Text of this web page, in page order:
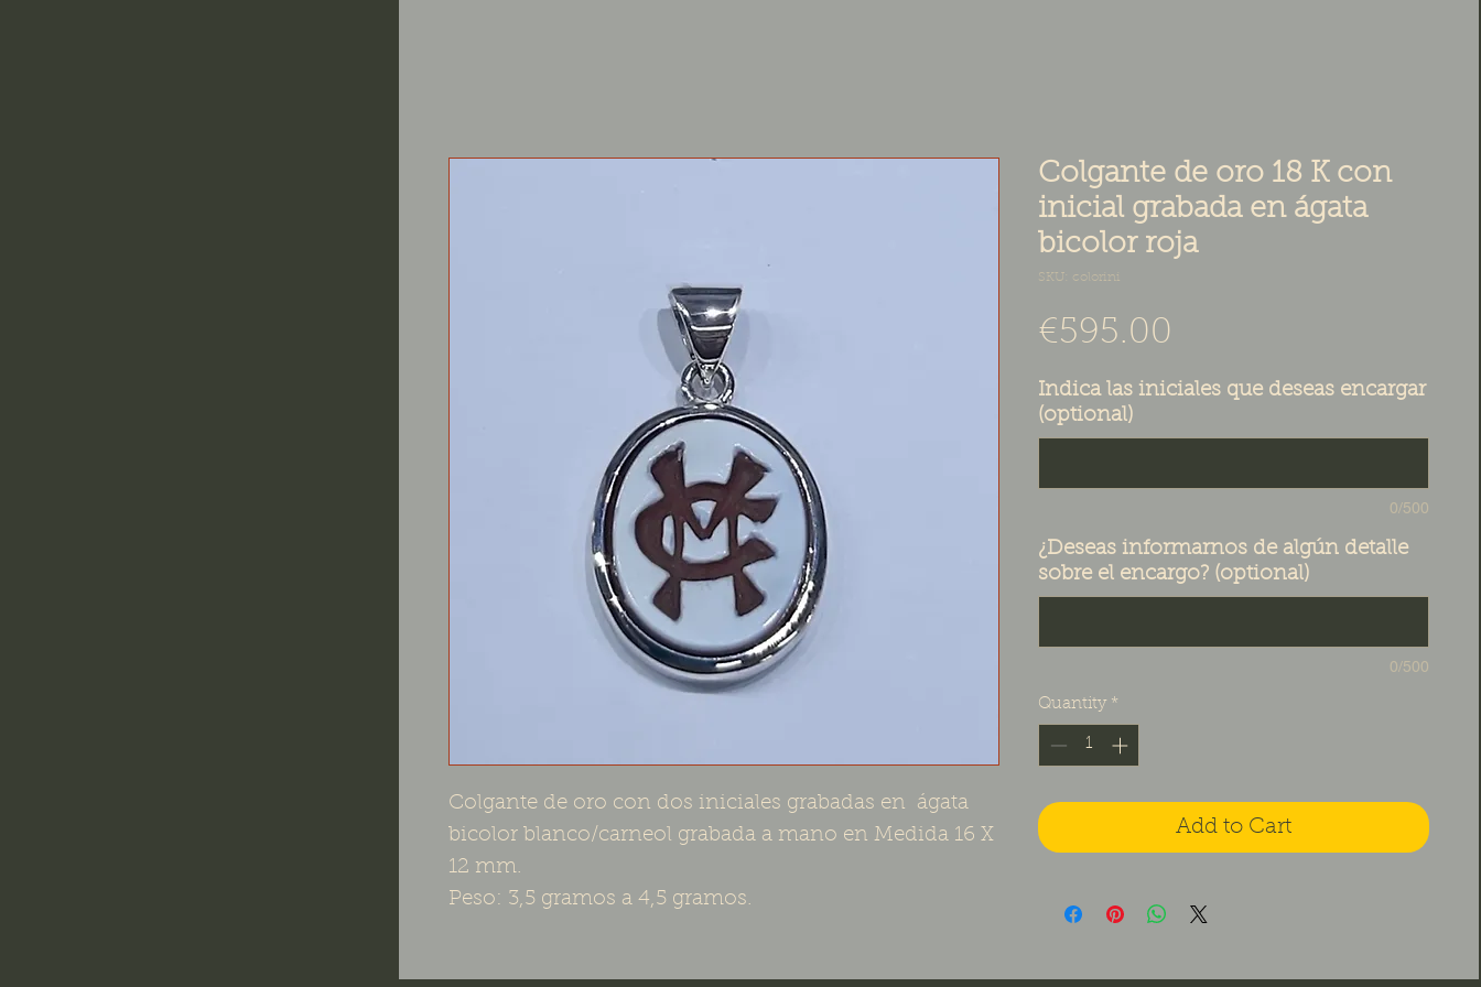
Colgante de oro con dos iniciales grabadas en  ágata
bicolor blanco/carneol grabada a mano en Medida 16 X
12 mm.
Peso: 3,5 gramos a 4,5 gramos.
Colgante de oro 18 K con
inicial grabada en ágata
bicolor roja
SKU: colorini
€595.00
Indica las iniciales que deseas encargar
(optional)
0/500
¿Deseas informarnos de algún detalle
sobre el encargo? (optional)
0/500
Quantity *
Add to Cart